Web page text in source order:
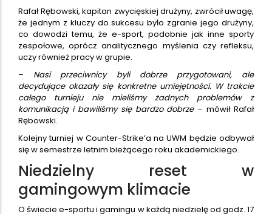
Rafał Rębowski, kapitan zwycięskiej drużyny, zwrócił uwagę,
że jednym z kluczy do sukcesu było zgranie jego drużyny,
co dowodzi temu, że e-sport, podobnie jak inne sporty
zespołowe, oprócz analitycznego myślenia czy refleksu,
uczy również pracy w grupie.
– Nasi przeciwnicy byli dobrze przygotowani, ale
decydujące okazały się konkretne umiejętności. W trakcie
całego turnieju nie mieliśmy żadnych problemów z
komunikacją i bawiliśmy się bardzo dobrze– mówił Rafał
Rębowski.
Kolejny turniej w Counter-Strike’a na UWM będzie odbywał
się w semestrze letnim bieżącego roku akademickiego.
Niedzielny reset w
gamingowym klimacie
O świecie e-sportu i gamingu w każdą niedzielę od godz. 17